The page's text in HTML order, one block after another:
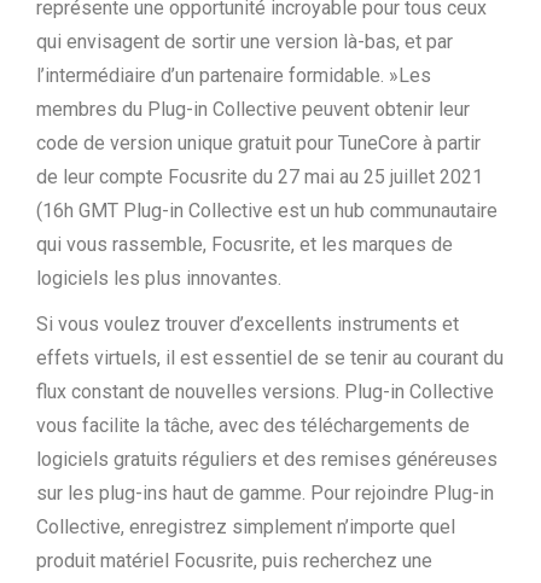
représente une opportunité incroyable pour tous ceux
qui envisagent de sortir une version là-bas, et par
l’intermédiaire d’un partenaire formidable. »Les
membres du Plug-in Collective peuvent obtenir leur
code de version unique gratuit pour TuneCore à partir
de leur compte Focusrite du 27 mai au 25 juillet 2021
(16h GMT Plug-in Collective est un hub communautaire
qui vous rassemble, Focusrite, et les marques de
logiciels les plus innovantes.
Si vous voulez trouver d’excellents instruments et
effets virtuels, il est essentiel de se tenir au courant du
flux constant de nouvelles versions. Plug-in Collective
vous facilite la tâche, avec des téléchargements de
logiciels gratuits réguliers et des remises généreuses
sur les plug-ins haut de gamme. Pour rejoindre Plug-in
Collective, enregistrez simplement n’importe quel
produit matériel Focusrite, puis recherchez une